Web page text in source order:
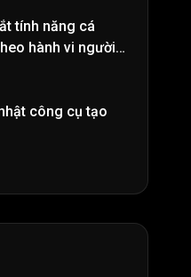
tính năng cá
hành vi người
công cụ tạo